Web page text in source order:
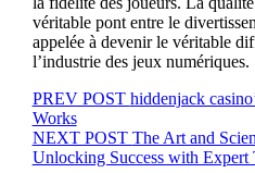
véritable pont entre le
appelée à devenir le véritable
l’industrie des jeux numériques.
Beitragsnavigation
PREV POST hiddenjack
Works
NEXT POST The Art and
Unlocking Success with Expert